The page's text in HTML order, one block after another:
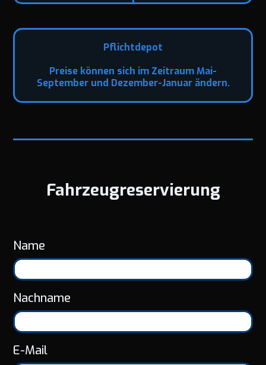
Pflichtdepot
Preise können sich im Zeitraum Mai-
September und Dezember-Januar ändern.
Fahrzeugreservierung
Name
Nachname
E-Mail